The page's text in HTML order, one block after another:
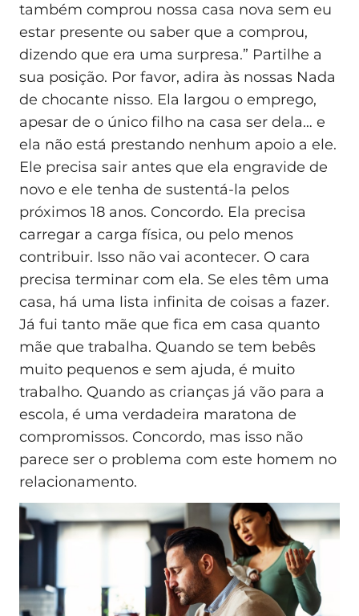
também comprou nossa casa nova sem eu
estar presente ou saber que a comprou,
dizendo que era uma surpresa.” Partilhe a
sua posição. Por favor, adira às nossas Nada
de chocante nisso. Ela largou o emprego,
apesar de o único filho na casa ser dela… e
ela não está prestando nenhum apoio a ele.
Ele precisa sair antes que ela engravide de
novo e ele tenha de sustentá-la pelos
próximos 18 anos. Concordo. Ela precisa
carregar a carga física, ou pelo menos
contribuir. Isso não vai acontecer. O cara
precisa terminar com ela. Se eles têm uma
casa, há uma lista infinita de coisas a fazer.
Já fui tanto mãe que fica em casa quanto
mãe que trabalha. Quando se tem bebês
muito pequenos e sem ajuda, é muito
trabalho. Quando as crianças já vão para a
escola, é uma verdadeira maratona de
compromissos. Concordo, mas isso não
parece ser o problema com este homem no
relacionamento.